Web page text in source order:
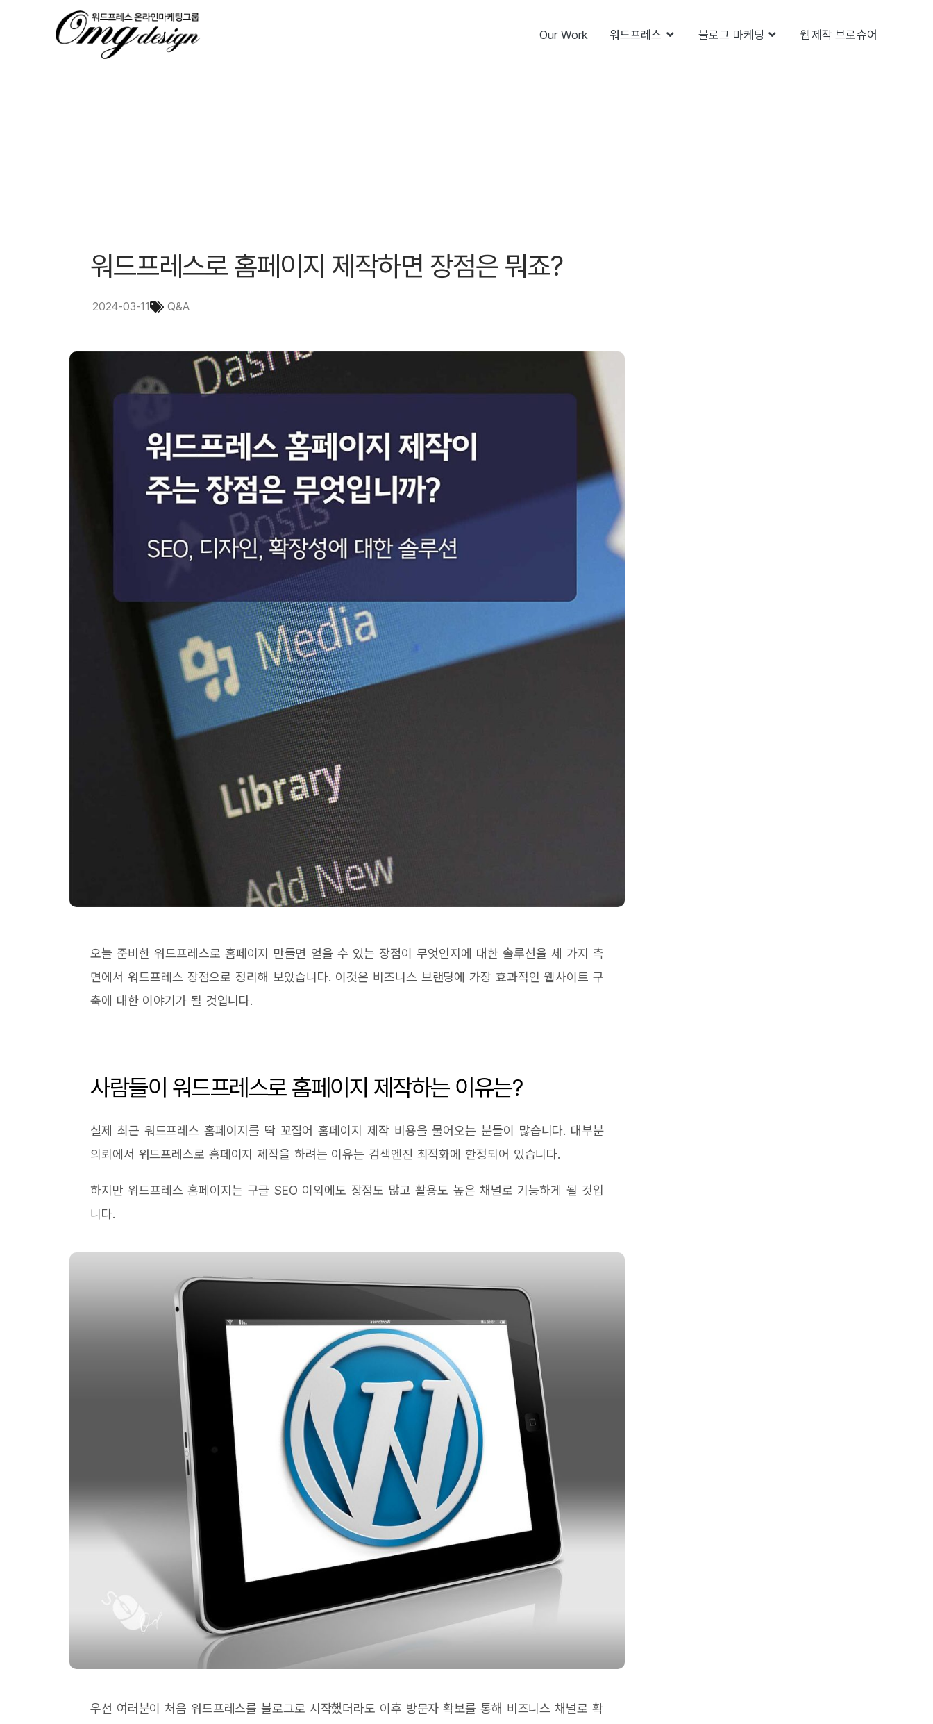
Our Work 워드프레스 블로그 마케팅 웹제작 브로슈어
워드프레스로 홈페이지 제작하면 장점은 뭐죠?
2024-03-11 Q&A
오늘 준비한 워드프레스로 홈페이지 만들면 얻을 수 있는 장점이 무엇인지에 대한 솔루션을 세 가지 측
면에서 워드프레스 장점으로 정리해 보았습니다. 이것은 비즈니스 브랜딩에 가장 효과적인 웹사이트 구
축에 대한 이야기가 될 것입니다.
사람들이 워드프레스로 홈페이지 제작하는 이유는?
실제 최근 워드프레스 홈페이지를 딱 꼬집어 홈페이지 제작 비용을 물어오는 분들이 많습니다. 대부분
의뢰에서 워드프레스로 홈페이지 제작을 하려는 이유는 검색엔진 최적화에 한정되어 있습니다.
하지만 워드프레스 홈페이지는 구글 SEO 이외에도 장점도 많고 활용도 높은 채널로 기능하게 될 것입
니다.
우선 여러분이 처음 워드프레스를 블로그로 시작했더라도 이후 방문자 확보를 통해 비즈니스 채널로 확